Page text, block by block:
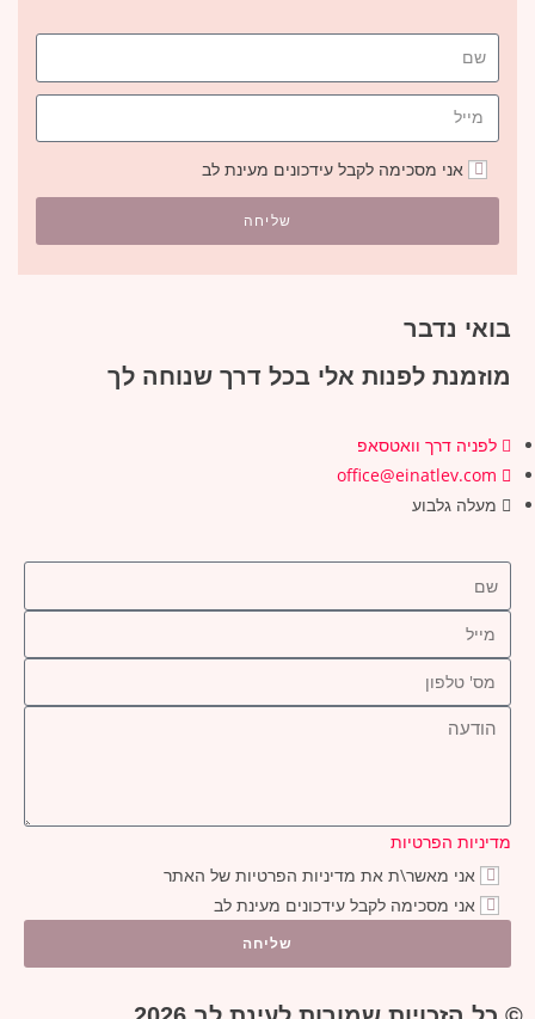
אני מסכימה לקבל עידכונים מעינת לב
שליחה
בואי נדבר
מוזמנת לפנות אלי בכל דרך שנוחה לך
לפניה דרך וואטסאפ
office@einatlev.com
מעלה גלבוע
מדיניות הפרטיות
אני מאשר\ת את מדיניות הפרטיות של האתר
אני מסכימה לקבל עידכונים מעינת לב
שליחה